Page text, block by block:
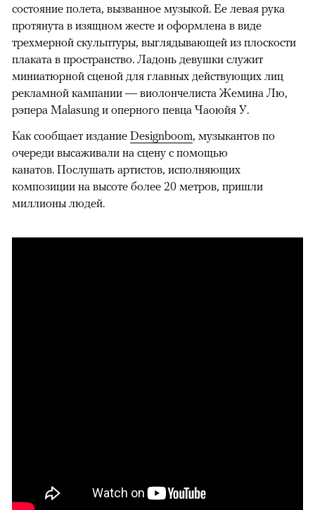
состояние полета, вызванное музыкой. Ее левая рука
протянута в изящном жесте и оформлена в виде
трехмерной скульптуры, выглядывающей из плоскости
плаката в пространство. Ладонь девушки служит
миниатюрной сценой для главных действующих лиц
рекламной кампании — виолончелиста Жемина Лю,
рэпера Malasung и оперного певца Чаоюйя У.
Как сообщает издание Designboom, музыкантов по
очереди высаживали на сцену с помощью
канатов. Послушать артистов, исполняющих
композиции на высоте более 20 метров, пришли
миллионы людей.